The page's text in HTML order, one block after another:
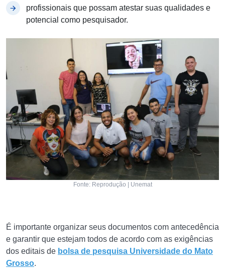
profissionais que possam atestar suas qualidades e
potencial como pesquisador.
Fonte: Reprodução | Unemat
É importante organizar seus documentos com antecedência
e garantir que estejam todos de acordo com as exigências
dos editais de bolsa de pesquisa Universidade do Mato
Grosso.